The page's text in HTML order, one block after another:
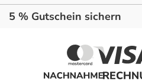
5 % Gutschein sichern